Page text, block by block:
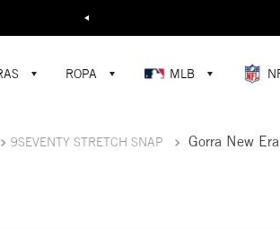
Buscar... ¡Descubre
ROPA MLB
9SEVENTY STRETCH SNAP Gorra New